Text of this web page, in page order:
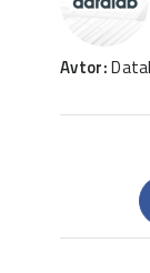
Avtor: